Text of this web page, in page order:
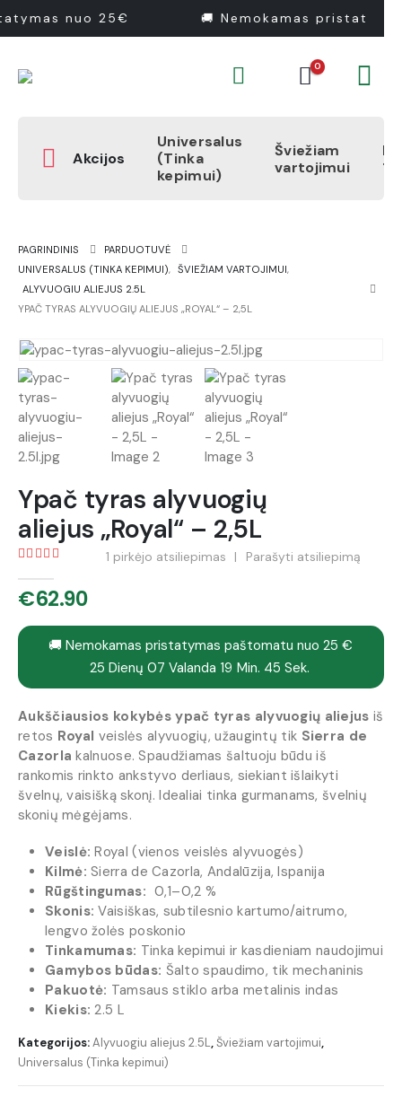
nuo 25€ 🚚 Nemokamas
0
Akcijos
Universalus
(Tinka
kepimui)
Šviežiam
vartojimui
PAGRINDINIS
PARDUOTUVĖ
UNIVERSALUS (TINKA KEPIMUI), ŠVIEŽIAM VARTOJIMUI,
ALYVUOGIU ALIEJUS 2.5L
YPAČ TYRAS ALYVUOGIŲ ALIEJUS „ROYAL“ – 2,5L
Ypač tyras alyvuogių
aliejus „Royal“ – 2,5L
1 pirkėjo atsiliepimas | Parašyti atsiliepimą
€62.90
🚚 Nemokamas pristatymas paštomatu nuo 25 €
25 Dienų 07 Valanda 19 Min. 45 Sek.
Aukščiausios kokybės ypač tyras alyvuogių aliejus iš
retos Royal veislės alyvuogių, užaugintų tik Sierra de
Cazorla kalnuose. Spaudžiamas šaltuoju būdu iš
rankomis rinkto ankstyvo derliaus, siekiant išlaikyti
švelnų, vaisišką skonį. Idealiai tinka gurmanams, švelnių
skonių mėgėjams.
Veislė: Royal (vienos veislės alyvuogės)
Kilmė: Sierra de Cazorla, Andalūzija, Ispanija
Rūgštingumas: 0,1–0,2 %
Skonis: Vaisiškas, subtilesnio kartumo/aitrumo,
lengvo žolės poskonio
Tinkamumas: Tinka kepimui ir kasdieniam naudojimui
Gamybos būdas: Šalto spaudimo, tik mechaninis
Pakuotė: Tamsaus stiklo arba metalinis indas
Kiekis: 2.5 L
Kategorijos:Alyvuogiu aliejus 2.5L,Šviežiam vartojimui,
Universalus (Tinka kepimui)